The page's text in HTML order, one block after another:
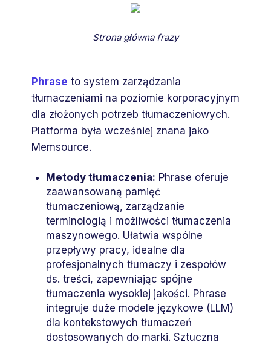
Strona główna frazy
Phrase to system zarządzania
tłumaczeniami na poziomie korporacyjnym
dla złożonych potrzeb tłumaczeniowych.
Platforma była wcześniej znana jako
Memsource.
Metody tłumaczenia: Phrase oferuje
zaawansowaną pamięć
tłumaczeniową, zarządzanie
terminologią i możliwości tłumaczenia
maszynowego. Ułatwia wspólne
przepływy pracy, idealne dla
profesjonalnych tłumaczy i zespołów
ds. treści, zapewniając spójne
tłumaczenia wysokiej jakości. Phrase
integruje duże modele językowe (LLM)
dla kontekstowych tłumaczeń
dostosowanych do marki. Sztuczna